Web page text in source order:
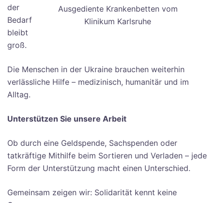
Ausgediente Krankenbetten vom
Klinikum Karlsruhe
der
Bedarf
bleibt
groß.
Die Menschen in der Ukraine brauchen weiterhin
verlässliche Hilfe – medizinisch, humanitär und im
Alltag.
Unterstützen Sie unsere Arbeit
Ob durch eine Geldspende, Sachspenden oder
tatkräftige Mithilfe beim Sortieren und Verladen – jede
Form der Unterstützung macht einen Unterschied.
Gemeinsam zeigen wir: Solidarität kennt keine